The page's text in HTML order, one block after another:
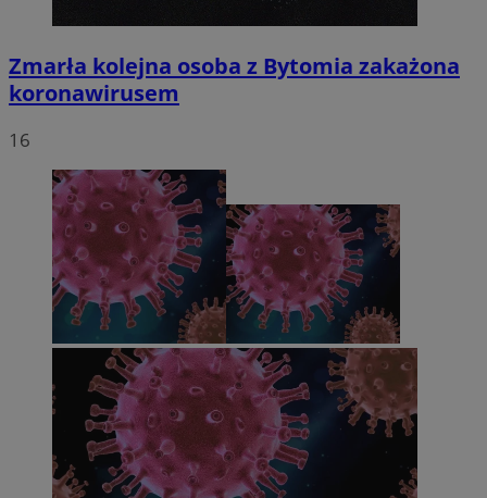
Zmarła kolejna osoba z Bytomia zakażona
koronawirusem
16